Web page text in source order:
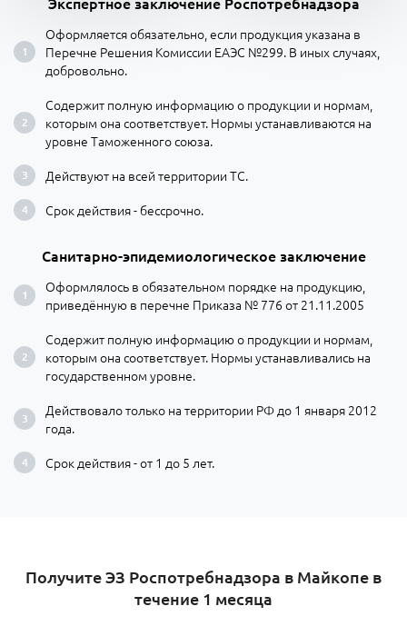
Оформляется обязательно, если продукция указана в
Перечне Решения Комиссии ЕАЭС №299. В иных случаях,
добровольно.
Содержит полную информацию о продукции и нормам,
которым она соответствует. Нормы устанавливаются на
уровне Таможенного союза.
Действуют на всей территории ТС.
Срок действия - бессрочно.
Санитарно-эпидемиологическое заключение
Оформлялось в обязательном порядке на продукцию,
приведённую в перечне Приказа № 776 от 21.11.2005
Содержит полную информацию о продукции и нормам,
которым она соответствует. Нормы устанавливались на
государственном уровне.
Действовало только на территории РФ до 1 января 2012
года.
Срок действия - от 1 до 5 лет.
Получите ЭЗ Роспотребнадзора в Майкопе в
течение 1 месяца